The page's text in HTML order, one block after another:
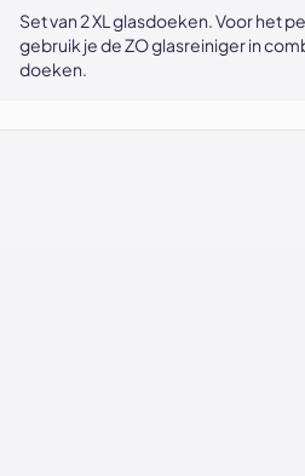
Set van 2 XL glasdoeken. Voor het
gebruik je de ZO glasreiniger in
doeken.